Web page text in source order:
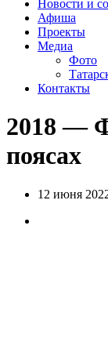
Новости и
Афиша
Проекты
Медиа
Фото
Контакты
2018 —
поясах
12 июня